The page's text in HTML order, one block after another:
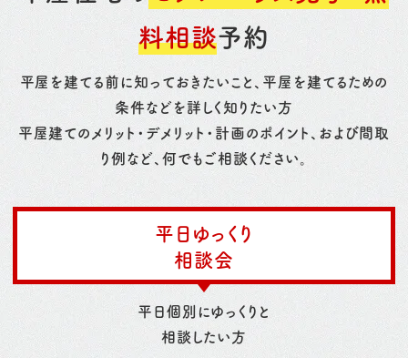
料相談予約
平屋を建てる前に知っておきたいこと、平屋を建てるための
条件などを詳しく知りたい方
平屋建てのメリット・デメリット・計画のポイント、および間取
り例など、何でもご相談ください。
平日ゆっくり
相談会
平日個別にゆっくりと
相談したい方